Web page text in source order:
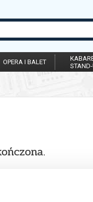
OPERA I BALET